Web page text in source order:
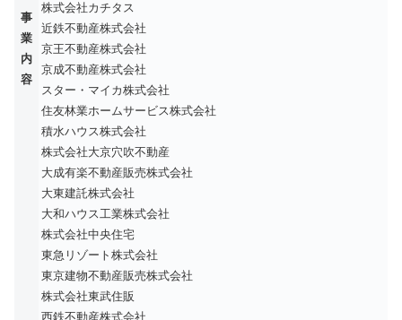
事
業
内
容
株式会社カチタス
近鉄不動産株式会社
京王不動産株式会社
京成不動産株式会社
スター・マイカ株式会社
住友林業ホームサービス株式会社
積水ハウス株式会社
株式会社大京穴吹不動産
大成有楽不動産販売株式会社
大東建託株式会社
大和ハウス工業株式会社
株式会社中央住宅
東急リゾート株式会社
東京建物不動産販売株式会社
株式会社東武住販
西鉄不動産株式会社